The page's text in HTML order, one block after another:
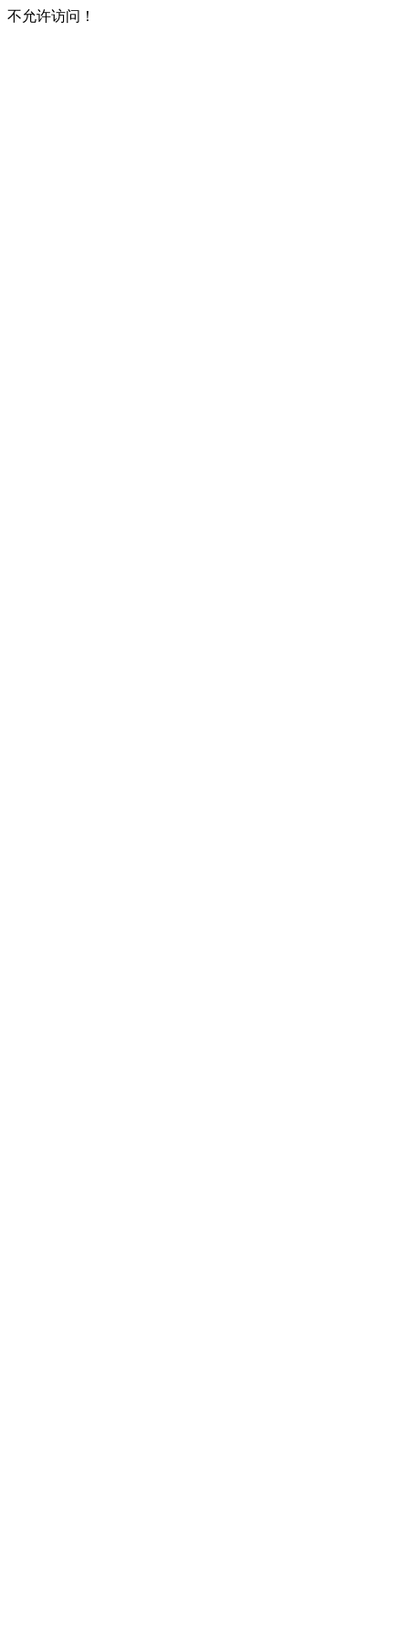
不允许访问！